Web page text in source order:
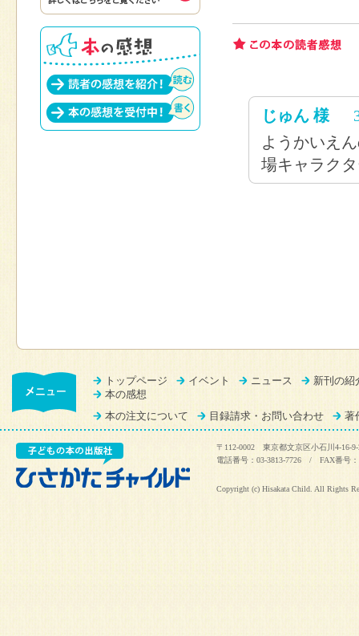
じゅん 様
ようかいえ
場キャラク
トップページ イベント ニュース
新刊の紹
本の感想
本の注文について
目録請求・お問い合わせ 著
〒112-0002 東京都文京区小石川4-16-9-
電話番号：03-3813-7726 / FAX番号：
Copyright (c) Hisakata Child. All Rights